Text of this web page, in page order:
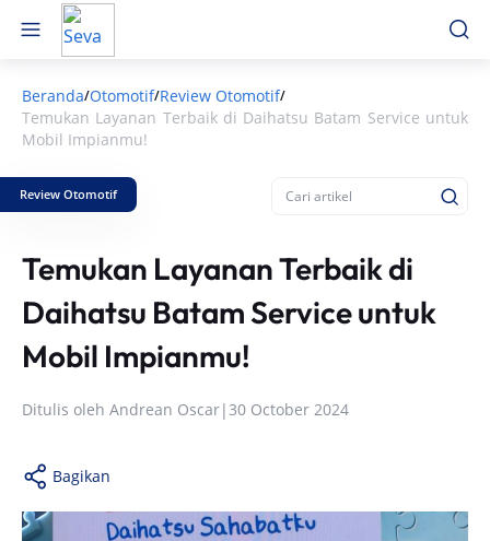
Beranda/Otomotif/Review Otomotif/
Temukan Layanan Terbaik di Daihatsu Batam Service untuk
Mobil Impianmu!
Review Otomotif
Temukan Layanan Terbaik di
Daihatsu Batam Service untuk
Mobil Impianmu!
Ditulis oleh Andrean Oscar|30 October 2024
Bagikan